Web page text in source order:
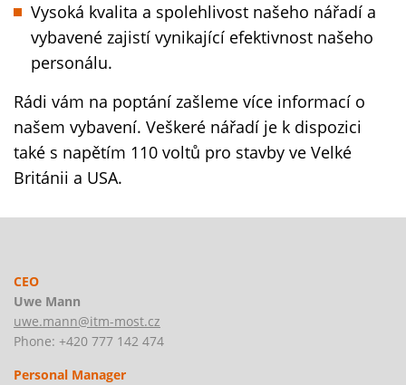
Vysoká kvalita a spolehlivost našeho nářadí a
vybavené zajistí vynikající efektivnost našeho
personálu.
Rádi vám na poptání zašleme více informací o
našem vybavení. Veškeré nářadí je k dispozici
také s napětím 110 voltů pro stavby ve Velké
Británii a USA.
CEO
Uwe Mann
uwe.mann@itm-most.cz
Phone: +420 777 142 474
Personal Manager